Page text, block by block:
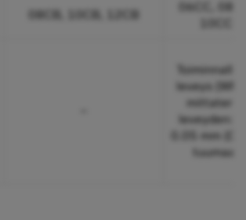
08CB, 10CB, 12CB
06CC,
leveys (WF)
mittaterän
leveyden:
0.05 mm
tuumaa)